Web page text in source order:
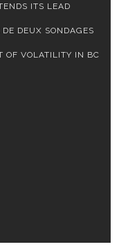
ITS LEAD
DEUX SONDAGES
OF VOLATILITY IN BC